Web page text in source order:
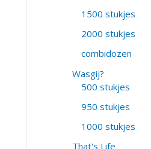
1500 stukjes
2000 stukjes
combidozen
Wasgij?
500 stukjes
950 stukjes
1000 stukjes
That's Life